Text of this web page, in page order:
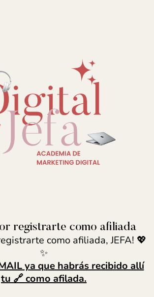
registrarte como afiliada
como afiliada, JEFA! 💖
✨
ya que habrás recibido allí
tu 🔗 como afilada.